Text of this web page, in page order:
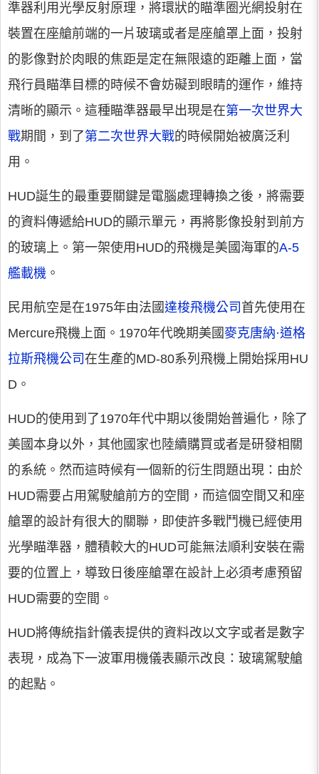
準器利用光學反射原理，將環狀的瞄準圈光網投射在
裝置在座艙前端的一片玻璃或者是座艙罩上面，投射
的影像對於肉眼的焦距是定在無限遠的距離上面，當
飛行員瞄準目標的時候不會妨礙到眼睛的運作，維持
清晰的顯示。這種瞄準器最早出現是在第一次世界大
戰期間，到了第二次世界大戰的時候開始被廣泛利
用。
HUD誕生的最重要關鍵是電腦處理轉換之後，將需要
的資料傳遞給HUD的顯示單元，再將影像投射到前方
的玻璃上。第一架使用HUD的飛機是美國海軍的A-5
艦載機 。
民用航空是在1975年由法國達梭飛機公司 首先使用在
Mercure飛機上面。1970年代晚期美國麥克唐納·道格
拉斯飛機公司 在生產的MD-80系列飛機上開始採用HU
D。
HUD的使用到了1970年代中期以後開始普遍化，除了
美國本身以外，其他國家也陸續購買或者是研發相關
的系統。然而這時候有一個新的衍生問題出現：由於
HUD需要占用駕駛艙前方的空間，而這個空間又和座
艙罩的設計有很大的關聯，即使許多戰鬥機已經使用
光學瞄準器，體積較大的HUD可能無法順利安裝在需
要的位置上，導致日後座艙罩在設計上必須考慮預留
HUD需要的空間。
HUD將傳統指針儀表提供的資料改以文字或者是數字
表現，成為下一波軍用機儀表顯示改良：玻璃駕駛艙
的起點。